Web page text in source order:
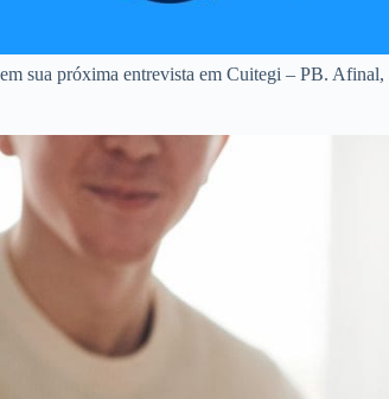
sua próxima entrevista em Cuitegi – PB.